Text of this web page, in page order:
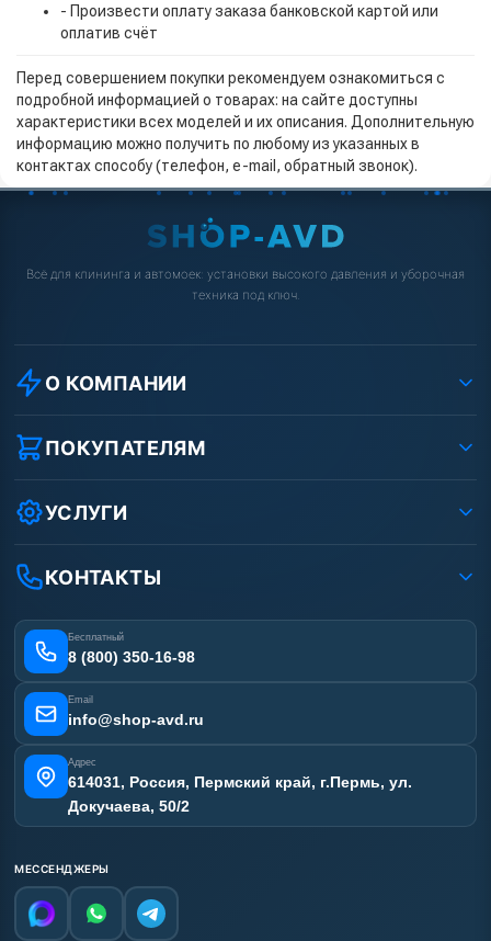
- Произвести оплату заказа банковской картой или
оплатив счёт
Перед совершением покупки рекомендуем ознакомиться с
подробной информацией о товарах: на сайте доступны
характеристики всех моделей и их описания. Дополнительную
информацию можно получить по любому из указанных в
контактах способу (телефон, e-mail, обратный звонок).
Всё для клининга и автомоек: установки высокого давления и уборочная
техника под ключ.
О КОМПАНИИ
О компании
Реквизиты ООО «Шоп АВД»
Условия соглашения
Вакансии
Статьи
ПОКУПАТЕЛЯМ
Как заказать?
Оплата
Лизинг
Получить скидку
УСЛУГИ
Ремонт АВД
Сертификаты
Отзывы наших клиентов
Карта сайта
КОНТАКТЫ
Бесплатный
8 (800) 350-16-98
Email
info@shop-avd.ru
Адрес
614031, Россия, Пермский край, г.Пермь, ул.
Докучаева, 50/2
МЕССЕНДЖЕРЫ